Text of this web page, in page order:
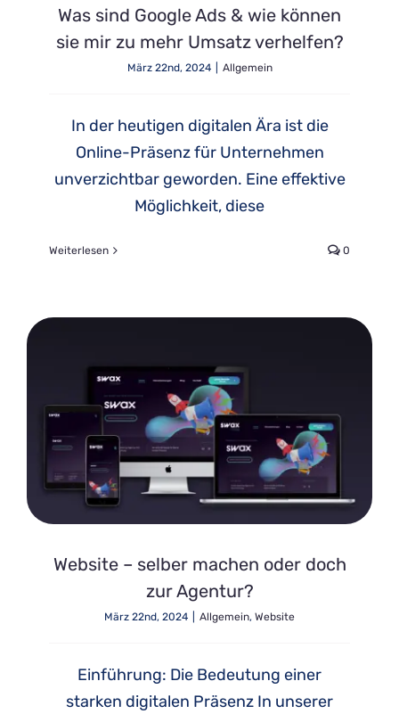
Was sind Google Ads & wie können
sie mir zu mehr Umsatz verhelfen?
März 22nd, 2024 Allgemein
In der heutigen digitalen Ära ist die
Online-Präsenz für Unternehmen
unverzichtbar geworden. Eine effektive
Möglichkeit, diese
Weiterlesen 0
Website – selber machen oder doch
zur Agentur?
März 22nd, 2024 Allgemein, Website
Einführung: Die Bedeutung einer
starken digitalen Präsenz In unserer